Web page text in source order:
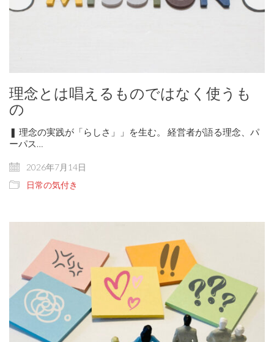
理念とは唱えるものではなく使うも
の
❚ 理念の実践が「らしさ」」を生む。 経営者が語る理念、パ
ーパス…
2026年7月14日
日常の気付き